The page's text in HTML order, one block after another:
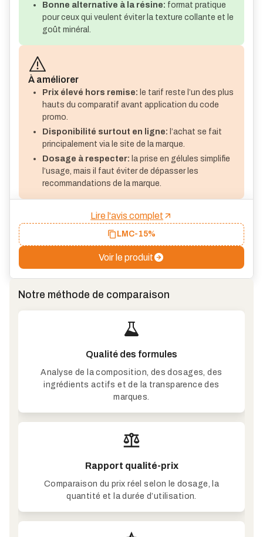
Bonne alternative à la résine: format pratique
pour ceux qui veulent éviter la texture collante et le
goût minéral.
À améliorer
Prix élevé hors remise: le tarif reste l’un des plus
hauts du comparatif avant application du code
promo.
Disponibilité surtout en ligne: l’achat se fait
principalement via le site de la marque.
Dosage à respecter: la prise en gélules simplifie
l’usage, mais il faut éviter de dépasser les
recommandations de la marque.
Lire l'avis complet
LMC-15%
Voir le produit
Notre méthode de comparaison
Qualité des formules
Analyse de la composition, des dosages, des
ingrédients actifs et de la transparence des
marques.
Rapport qualité-prix
Comparaison du prix réel selon le dosage, la
quantité et la durée d’utilisation.